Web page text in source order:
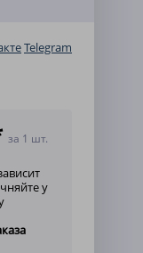
Telegram
за 1 шт.
у